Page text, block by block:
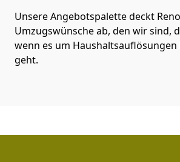
Unsere Angebotspalette deckt
Umzugswünsche ab, den wir sind,
wenn es um
geht.